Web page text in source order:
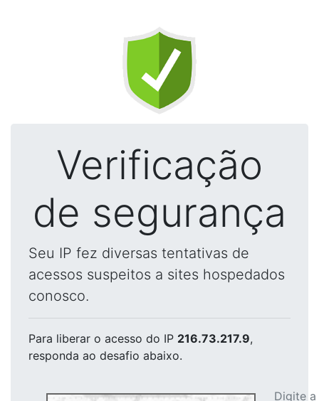
Verificação
de segurança
Seu IP fez diversas tentativas de
acessos suspeitos a sites hospedados
conosco.
Para liberar o acesso do IP 216.73.217.9,
responda ao desafio abaixo.
Digite